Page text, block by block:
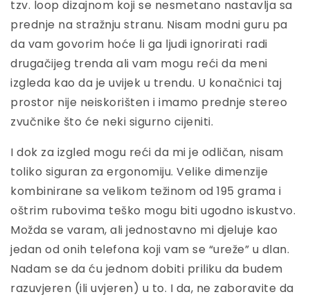
tzv. loop dizajnom koji se nesmetano nastavlja sa
prednje na stražnju stranu. Nisam modni guru pa
da vam govorim hoće li ga ljudi ignorirati radi
drugačijeg trenda ali vam mogu reći da meni
izgleda kao da je uvijek u trendu. U konačnici taj
prostor nije neiskorišten i imamo prednje stereo
zvučnike što će neki sigurno cijeniti.
I dok za izgled mogu reći da mi je odličan, nisam
toliko siguran za ergonomiju. Velike dimenzije
kombinirane sa velikom težinom od 195 grama i
oštrim rubovima teško mogu biti ugodno iskustvo.
Možda se varam, ali jednostavno mi djeluje kao
jedan od onih telefona koji vam se “ureže” u dlan.
Nadam se da ću jednom dobiti priliku da budem
razuvjeren (ili uvjeren) u to. I da, ne zaboravite da